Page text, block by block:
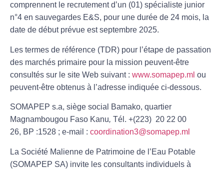
comprennent le recrutement d’un (01) spécialiste junior
n°4 en sauvegardes E&S, pour une durée de 24 mois, la
date de début prévue est septembre 2025.
Les termes de référence (TDR) pour l’étape de passation
des marchés primaire pour la mission peuvent-être
consultés sur le site Web suivant : www.somapep.ml ou
peuvent-être obtenus à l’adresse indiquée ci-dessous.
SOMAPEP s.a, siège social Bamako, quartier
Magnambougou Faso Kanu, Tél. +(223) 20 22 00
26, BP :1528 ; e-mail : coordination3@somapep.ml
La Société Malienne de Patrimoine de l’Eau Potable
(SOMAPEP SA) invite les consultants individuels à